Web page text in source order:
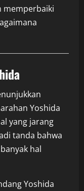
memperbaiki
Yoshida
yang jarang
tanda bahwa
hal
Yoshida